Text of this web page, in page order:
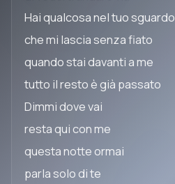
Hai qualcosa nel tuo sguardo
che mi lascia senza fiato
quando stai davanti a me
tutto il resto è già passato
Dimmi dove vai
resta qui con me
questa notte ormai
parla solo di te